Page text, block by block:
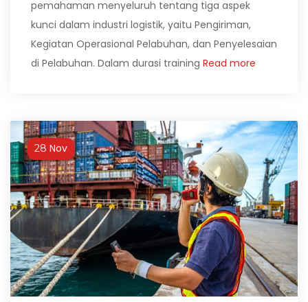
pemahaman menyeluruh tentang tiga aspek
kunci dalam industri logistik, yaitu Pengiriman,
Kegiatan Operasional Pelabuhan, dan Penyelesaian
di Pelabuhan. Dalam durasi training Read more
28 Nov